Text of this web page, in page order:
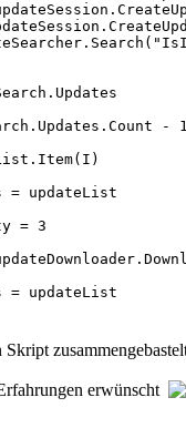
- 1
= updateList
= 3
= updateList
=
erwünscht